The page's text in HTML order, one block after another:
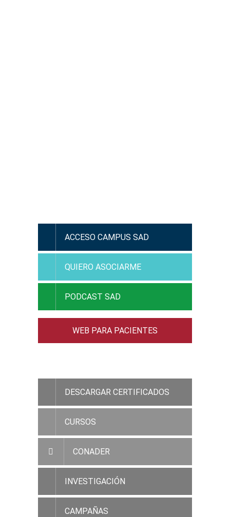
ACCESO CAMPUS SAD
QUIERO ASOCIARME
PODCAST SAD
WEB PARA PACIENTES
DESCARGAR CERTIFICADOS
CURSOS
CONADER
INVESTIGACIÓN
CAMPAÑAS